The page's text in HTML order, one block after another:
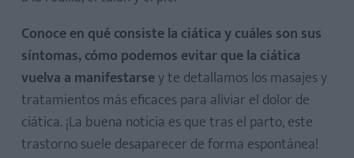
Conoce en qué consiste la ciática y cuáles son sus
síntomas, cómo podemos evitar que la ciática
vuelva a manifestarsey te detallamos los masajes y
tratamientos más eficaces para aliviar el dolor de
ciática. ¡La buena noticia es que tras el parto, este
trastorno suele desaparecer de forma espontánea!